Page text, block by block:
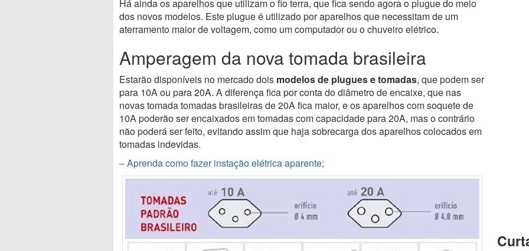
Há ainda os aparelhos que utilizam o fio terra, que fica sendo agora o plugue do meio
dos novos modelos. Este plugue é utilizado por aparelhos que necessitam de um
aterramento maior de voltagem, como um computador ou o chuveiro elétrico.
Amperagem da nova tomada brasileira
Estarão disponíveis no mercado dois modelos de plugues e tomadas, que podem ser
para 10A ou para 20A. A diferença fica por conta do diâmetro de encaixe, que nas
novas tomada tomadas brasileiras de 20A fica maior, e os aparelhos com soquete de
10A poderão ser encaixados em tomadas com capacidade para 20A, mas o contrário
não poderá ser feito, evitando assim que haja sobrecarga dos aparelhos colocados em
tomadas indevidas.
– Aprenda como fazer instação elétrica aparente;